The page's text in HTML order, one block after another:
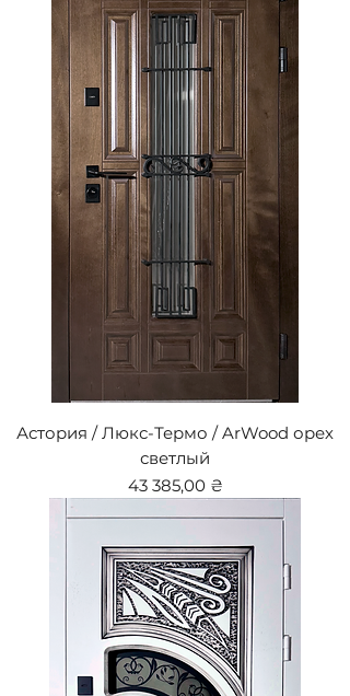
Астория / Люкс-Термо / ArWood орех
светлый
Цена
43 385,00 ₴